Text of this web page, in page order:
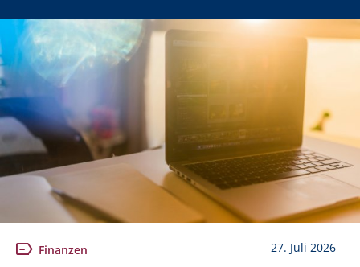
Finanzen 27. Juli 2026